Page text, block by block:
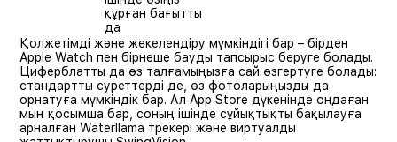
құрған бағытты
да
Қолжетімді және жекелендіру мүмкіндігі бар – бірден
Apple Watch пен бірнеше бауды тапсырыс беруге болады.
Циферблатты да өз талғамыңызға сай өзгертуге болады:
стандартты суреттерді де, өз фотоларыңызды да
орнатуға мүмкіндік бар. Ал App Store дүкенінде ондаған
мың қосымша бар, соның ішінде сұйықтықты бақылауға
арналған Waterllama трекері және виртуалды